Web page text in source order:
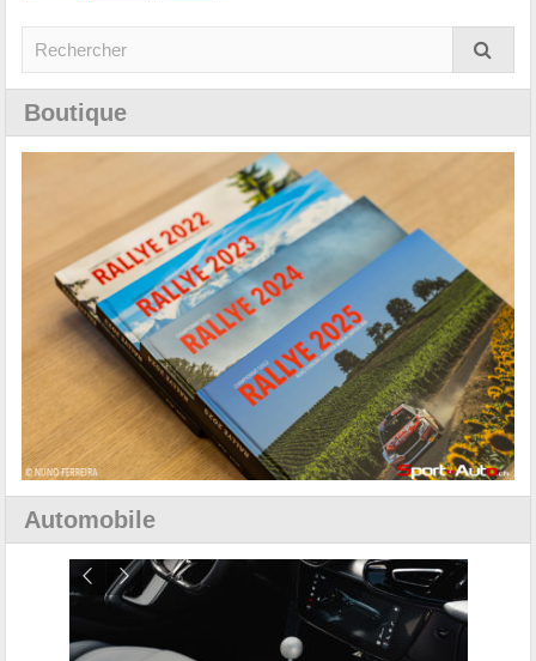
Boutique
Automobile